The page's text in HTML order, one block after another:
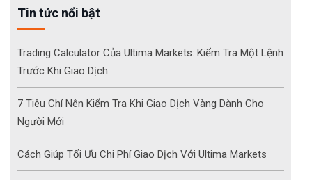
Tin tức nổi bật
Trading Calculator Của Ultima Markets: Kiểm Tra Một Lệnh
Trước Khi Giao Dịch
7 Tiêu Chí Nên Kiểm Tra Khi Giao Dịch Vàng Dành Cho
Người Mới
Cách Giúp Tối Ưu Chi Phí Giao Dịch Với Ultima Markets